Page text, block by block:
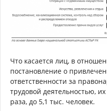
Что касается лиц, в
постановление о
ответственности за
трудовой деятельностью,
раза, до 5,1 тыс. человек.